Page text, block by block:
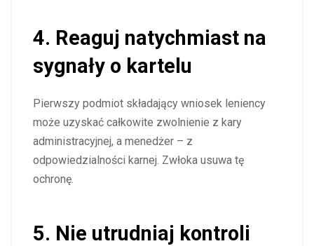
4. Reaguj natychmiast na
sygnały o kartelu
Pierwszy podmiot składający wniosek leniency
może uzyskać całkowite zwolnienie z kary
administracyjnej, a menedżer – z
odpowiedzialności karnej. Zwłoka usuwa tę
ochronę.
5. Nie utrudniaj kontroli